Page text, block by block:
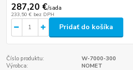
287,20 €/sada
233,50 € bez DPH
Pridať do košíka
Číslo produktu:
W-7000-300
Výrobca:
NOMET